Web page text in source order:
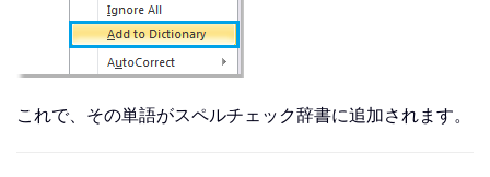
これで、その単語がスペルチェック辞書に追加されます。